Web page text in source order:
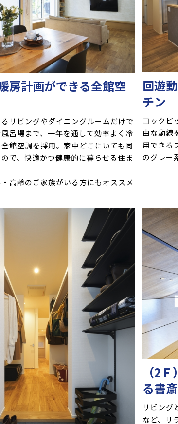
房計画ができる全館空
リビングやダイニングルームだけで
呂場まで、一年を通して効率よく冷
館空調を採用。家中どこにいても同
で、快適かつ健康的に暮らせる住ま
高齢のご家族がいる方にもオススメ
回遊
チン
コックピ
由な動線
用できる
のグレー
（2
る書斎
リビング
など、リ